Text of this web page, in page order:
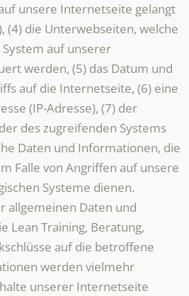
unsere Internetseite gelangt
(4) die Unterwebseiten, welche
auf unserer
werden, (5) das Datum und
auf die Internetseite, (6) eine
(IP-Adresse), (7) der
des zugreifenden Systems
Daten und Informationen, die
Falle von Angriffen auf unsere
Systeme dienen.
allgemeinen Daten und
Lean Training, Beratung,
auf die betroffene
werden vielmehr
unserer Internetseite